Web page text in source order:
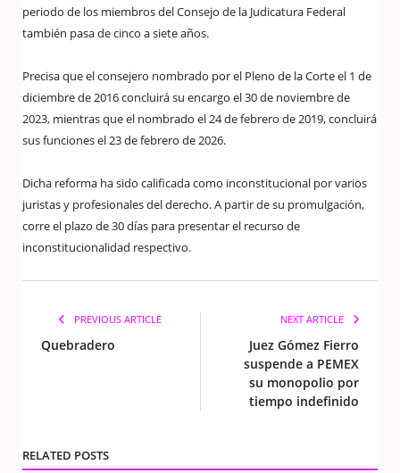
periodo de los miembros del Consejo de la Judicatura Federal
también pasa de cinco a siete años.
Precisa que el consejero nombrado por el Pleno de la Corte el 1 de
diciembre de 2016 concluirá su encargo el 30 de noviembre de
2023, mientras que el nombrado el 24 de febrero de 2019, concluirá
sus funciones el 23 de febrero de 2026.
Dicha reforma ha sido calificada como inconstitucional por varios
juristas y profesionales del derecho. A partir de su promulgación,
corre el plazo de 30 días para presentar el recurso de
inconstitucionalidad respectivo.
PREVIOUS ARTICLE
Quebradero
NEXT ARTICLE
Juez Gómez Fierro
suspende a PEMEX
su monopolio por
tiempo indefinido
RELATED POSTS